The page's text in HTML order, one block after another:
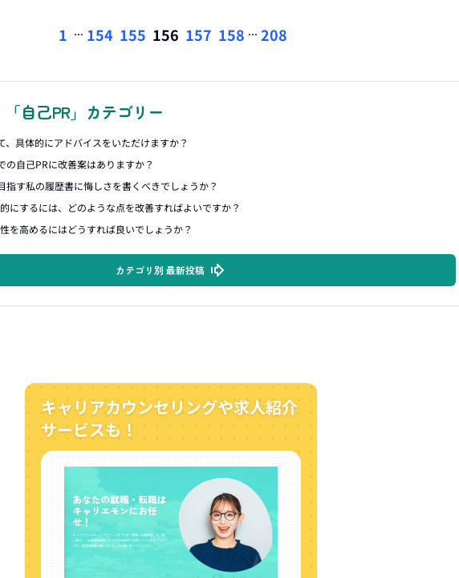
1 ... 154 155 156 157 158 ... 208
自己PR」カテゴリー
、具体的にアドバイスをいただけますか？
の自己PRに改善案はありますか？
指す私の履歴書に悔しさを書くべきでしょうか？
にするには、どのような点を改善すればよいですか？
を高めるにはどうすれば良いでしょうか？
カテゴリ別 最新投稿
キャリアカウンセリングや求人紹介
サービスも！